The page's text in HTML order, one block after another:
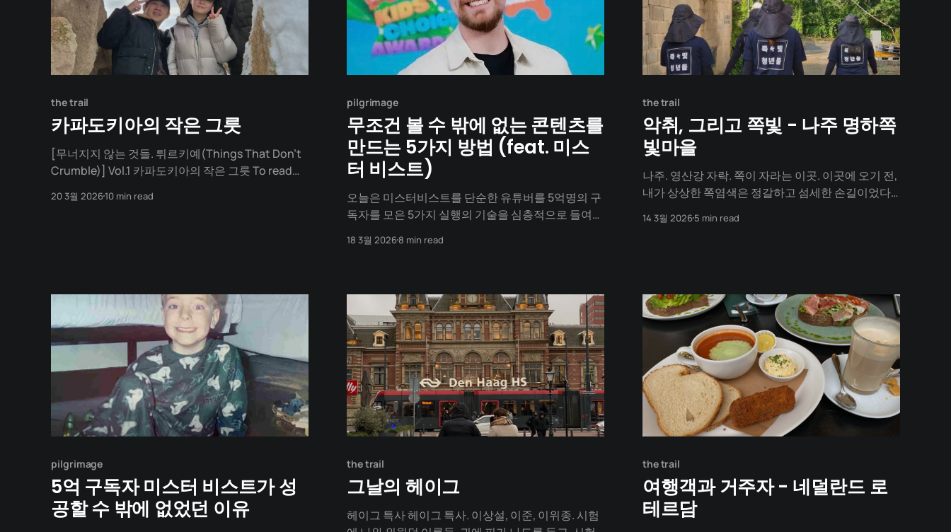
the trail
카파도키아의 작은 그릇
[무너지지 않는 것들. 튀르키예(Things That Don't
Crumble)] Vol.1 카파도키아의 작은 그릇 To read
articles, please check out the author's blog. 카파
20 3월 202610 min read
pilgrimage
무조건 볼 수 밖에 없는 콘텐츠를
만드는 5가지 방법 (feat. 미스
터 비스트)
오늘은 미스터비스트를 단순한 유튜버를 5억명의 구
독자를 모은 5가지 실행의 기술을 심층적으로 들여다
(All-in) 시스템 미스터비스트의 가장 독보적인 점은
높이는 데 집중할 때, 그는 1억 원을 벌면 그 1억 원을
18 3월 20268 min read
the trail
악취, 그리고 쪽빛 - 나주 명하쪽
빛마을
나주. 영산강 자락. 쪽이 자라는 이곳. 이곳에 오기 전,
내가 상상한 쪽염색은 정갈하고 섬세한 손길이었다.
"일어나셔야돼요!" 해가 뜨기 전부터 문을 두드리는
14 3월 20265 min read
pilgrimage
5억 구독자 미스터 비스트가 성
공할 수 밖에 없었던 이유
the trail
그날의 헤이그
헤이그 특사 헤이그 특사. 이상설, 이준, 이위종. 시험
the trail
여행객과 거주자 - 네덜란드 로
테르담